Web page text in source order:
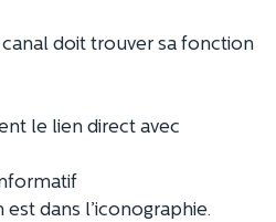
canal doit trouver sa fonction
le lien direct avec
dans l’iconographie.